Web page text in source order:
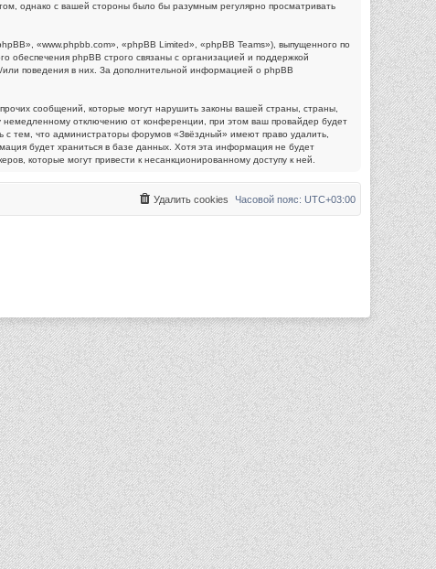
однако с вашей стороны было бы разумным регулярно просматривать
«www.phpbb.com», «phpBB Limited», «phpBB Teams»), выпущенного по
обеспечения phpBB строго связаны с организацией и поддержкой
поведения в них. За дополнительной информацией о phpBB
сообщений, которые могут нарушить законы вашей страны, страны,
немедленному отключению от конференции, при этом ваш провайдер будет
с тем, что администраторы форумов «Звёздный» имеют право удалить,
будет храниться в базе данных. Хотя эта информация не будет
которые могут привести к несанкционированному доступу к ней.
Часовой пояс: UTC+03:00
Удалить cookies